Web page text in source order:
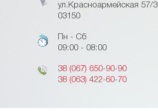
ул.Красноармейская 57/3
03150
Пн - Сб
09:00 - 08:00
38 (067) 650-90-90
38 (063) 422-60-70